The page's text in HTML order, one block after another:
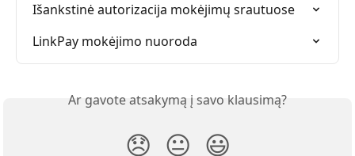
Išankstinė autorizacija mokėjimų srautuose
LinkPay mokėjimo nuoroda
Ar gavote atsakymą į savo klausimą?
😞 😐 😃